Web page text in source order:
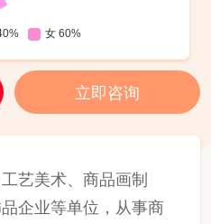
立即咨询
艺美术、商品画制
企业等单位，从事商